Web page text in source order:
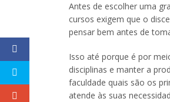
Antes de escolher uma
cursos exigem que o
pensar bem antes de
Isso até porque é por
disciplinas e manter a
faculdade quais são os
atende às suas